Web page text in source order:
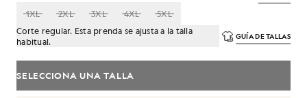
1XL
2XL 3XL 4XL
5XL
Corte regular. Esta prenda se ajusta a la talla
habitual.
GUÍA DE TALLAS
SELECCIONA UNA TALLA